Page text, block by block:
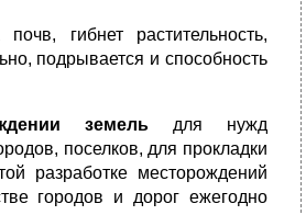
гибнет растительность,
подрывается и способность
земель для нужд
поселков, для прокладки
разработке месторождений
городов и дорог ежегодно